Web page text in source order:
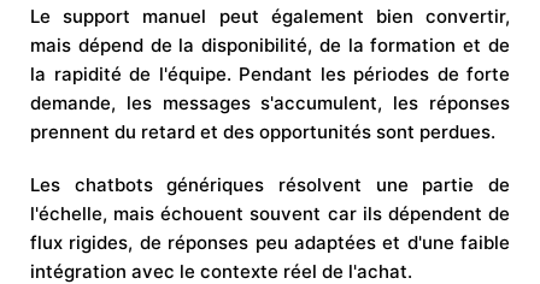
Le support manuel peut également bien convertir,
mais dépend de la disponibilité, de la formation et de
la rapidité de l'équipe. Pendant les périodes de forte
demande, les messages s'accumulent, les réponses
prennent du retard et des opportunités sont perdues.
Les chatbots génériques résolvent une partie de
l'échelle, mais échouent souvent car ils dépendent de
flux rigides, de réponses peu adaptées et d'une faible
intégration avec le contexte réel de l'achat.